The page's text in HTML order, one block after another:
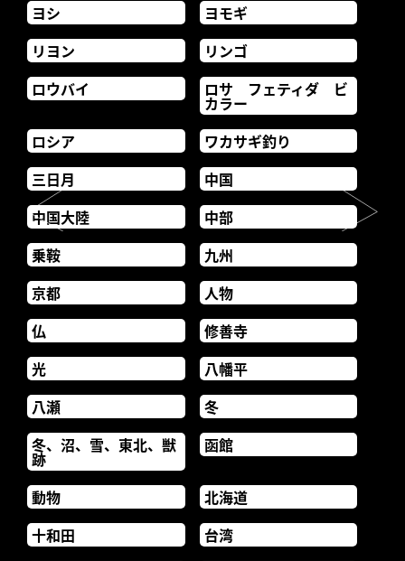
ヨシ
ヨモギ
リヨン
リンゴ
ロウバイ
ロサ フェティダ ビ
カラー
ロシア
ワカサギ釣り
三日月
中国
中国大陸
中部
乗鞍
九州
京都
人物
仏
修善寺
光
八幡平
八瀬
冬
冬、沼、雪、東北、獣
跡
函館
動物
北海道
十和田
台湾